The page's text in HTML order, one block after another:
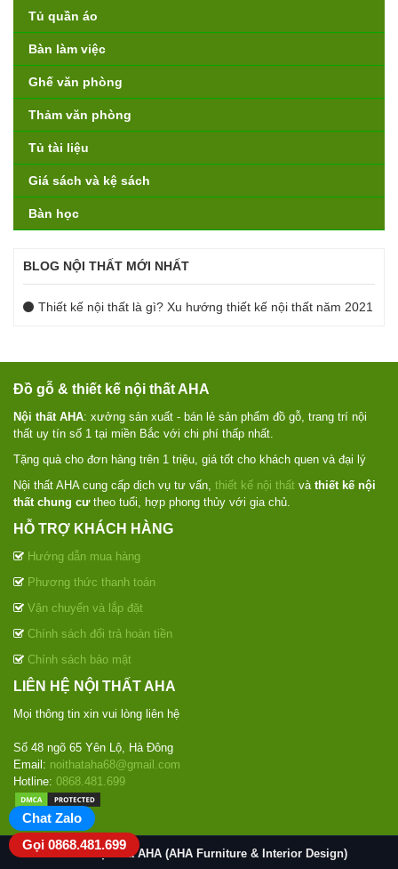
Tủ quần áo
Bàn làm việc
Ghế văn phòng
Thảm văn phòng
Tủ tài liệu
Giá sách và kệ sách
Bàn học
BLOG NỘI THẤT MỚI NHẤT
Thiết kế nội thất là gì? Xu hướng thiết kế nội thất năm 2021
Đồ gỗ & thiết kế nội thất AHA
Nội thất AHA: xưởng sản xuất - bán lẻ sản phẩm đồ gỗ, trang trí nội
thất uy tín số 1 tại miền Bắc với chi phí thấp nhất.
Tặng quà cho đơn hàng trên 1 triệu, giá tốt cho khách quen và đại lý
Nội thất AHA cung cấp dịch vụ tư vấn, thiết kế nội thất và thiết kế nội
thất chung cưtheo tuổi, hợp phong thủy với gia chủ.
HỖ TRỢ KHÁCH HÀNG
Hướng dẫn mua hàng
Phương thức thanh toán
Vận chuyển và lắp đặt
Chính sách đổi trả hoàn tiền
Chính sách bảo mật
LIÊN HỆ NỘI THẤT AHA
Mọi thông tin xin vui lòng liên hệ
Số 48 ngõ 65 Yên Lộ, Hà Đông
Email: noithataha68@gmail.com
Hotline: 0868.481.699
© 2020Nội thất AHA (AHA Furniture & Interior Design)
Chat Zalo
Gọi 0868.481.699